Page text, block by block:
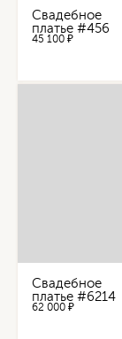
Свадебное
платье #456
45 100 ₽
Свадебное
платье #6214
62 000 ₽